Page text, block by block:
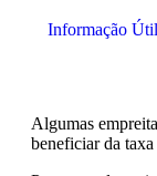
Informação Útil
Algumas
beneficiar da